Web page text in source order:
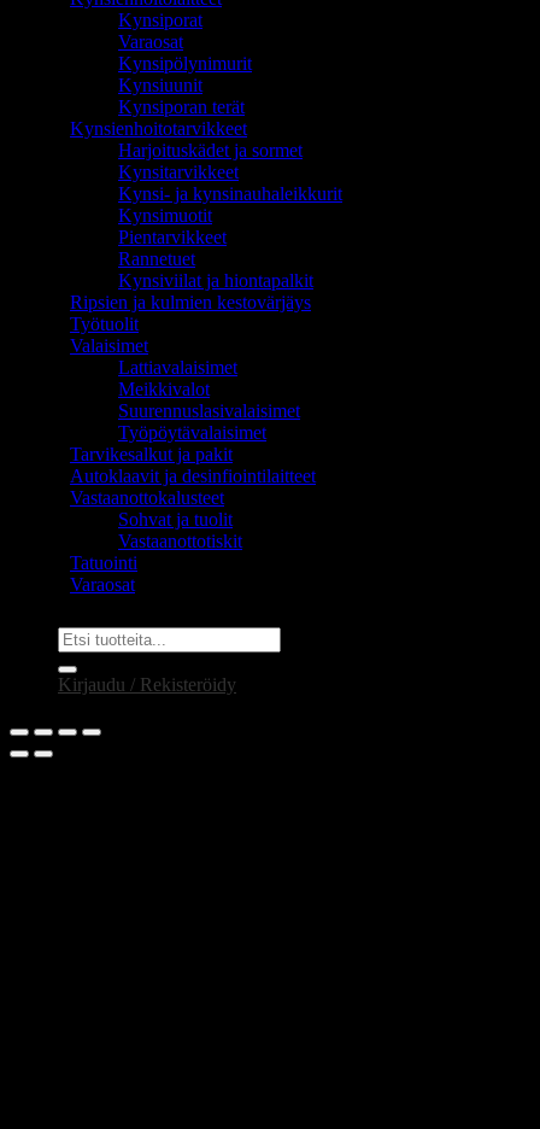
Kynsiporat
Varaosat
Kynsipölynimurit
Kynsiuunit
Kynsiporan terät
Kynsienhoitotarvikkeet
Harjoituskädet ja sormet
Kynsitarvikkeet
Kynsi- ja kynsinauhaleikkurit
Kynsimuotit
Pientarvikkeet
Rannetuet
Kynsiviilat ja hiontapalkit
Ripsien ja kulmien kestovärjäys
Työtuolit
Valaisimet
Lattiavalaisimet
Meikkivalot
Suurennuslasivalaisimet
Työpöytävalaisimet
Tarvikesalkut ja pakit
Autoklaavit ja desinfiointilaitteet
Vastaanottokalusteet
Sohvat ja tuolit
Vastaanottotiskit
Tatuointi
Varaosat
Etsi:
Kirjaudu / Rekisteröidy